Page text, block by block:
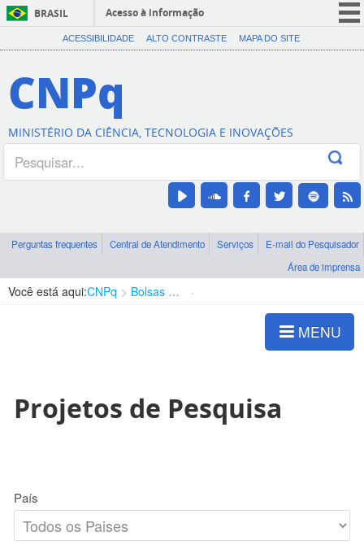
BRASIL
Acesso à informação
CORONAVÍRUS (COVID-19)
Canais
ACESSIBILIDADE ALTO CONTRASTE MAPA DO SITE
CNPq
MINISTÉRIO DA CIÊNCIA, TECNOLOGIA E INOVAÇÕES
Perguntas frequentes Central de Atendimento Serviços
E-mail do Pesquisador
Área de imprensa
Você está aqui:CNPq Bolsas e Auxílios Vigentes
MENU
Projetos de Pesquisa
País